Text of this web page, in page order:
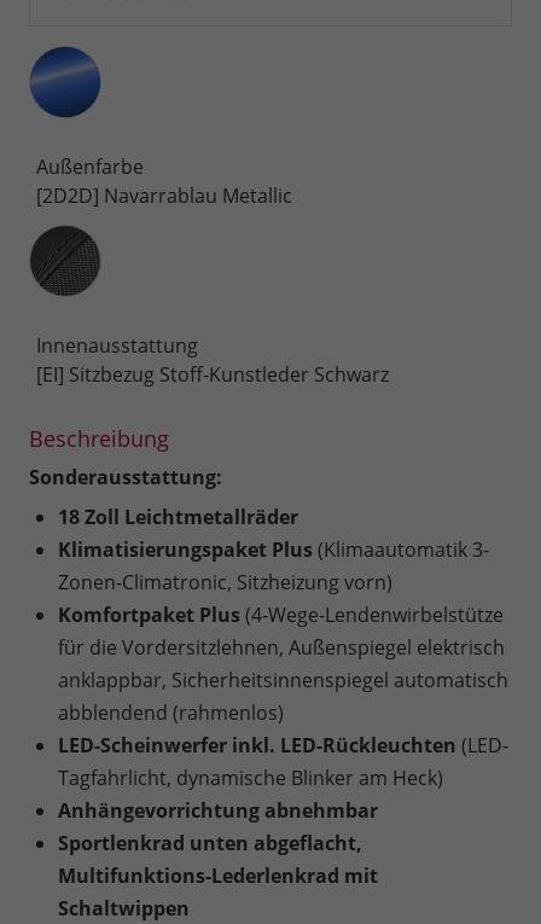
Außenfarbe
[2D2D] Navarrablau Metallic
Innenausstattung
Innenausstattung
[EI] Sitzbezug Stoff-Kunstleder Schwarz
Beschreibung
Sonderausstattung:
18 Zoll Leichtmetallräder
Klimatisierungspaket Plus (Klimaautomatik 3-
Zonen-Climatronic, Sitzheizung vorn)
Komfortpaket Plus (4-Wege-Lendenwirbelstütze
für die Vordersitzlehnen, Außenspiegel elektrisch
anklappbar, Sicherheitsinnenspiegel automatisch
abblendend (rahmenlos)
LED-Scheinwerfer inkl. LED-Rückleuchten (LED-
Tagfahrlicht, dynamische Blinker am Heck)
Anhängevorrichtung abnehmbar
Sportlenkrad unten abgeflacht,
Multifunktions-Lederlenkrad mit
Schaltwippen